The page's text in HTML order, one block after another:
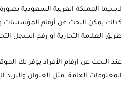
لاسيما المملكة العربية السعودية
كذلك يمكن البحث عن أرقام المؤسسات
طريق العلامة التجارية أو رقم السجل
عند البحث عن ارقام الأفراد يوفر لك
المعلومات الهامة. مثل العنوان والبريد